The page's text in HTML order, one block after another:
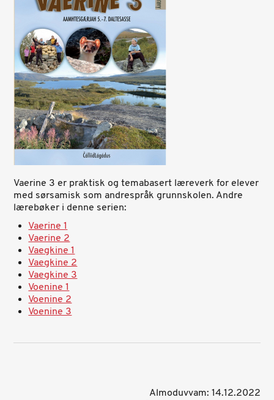
Vaerine 3 er praktisk og temabasert læreverk for elever
med sørsamisk som andrespråk grunnskolen. Andre
lærebøker i denne serien:
Vaerine 1
Vaerine 2
Vaegkine 1
Vaegkine 2
Vaegkine 3
Voenine 1
Voenine 2
Voenine 3
Almoduvvam: 14.12.2022